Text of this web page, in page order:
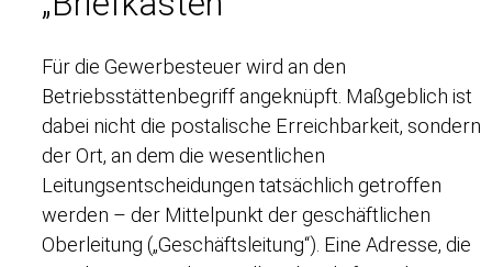
Für die Gewerbesteuer wird an den
Betriebsstättenbegriff angeknüpft. Maßgeblich ist
dabei nicht die postalische Erreichbarkeit, sondern
der Ort, an dem die wesentlichen
Leitungsentscheidungen tatsächlich getroffen
werden – der Mittelpunkt der geschäftlichen
Oberleitung („Geschäftsleitung“). Eine Adresse, die